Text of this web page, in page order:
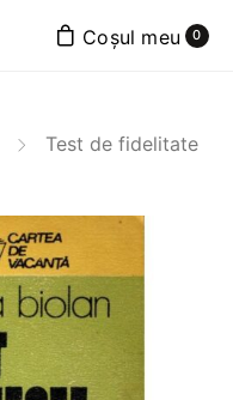
0
Test de fidelitate